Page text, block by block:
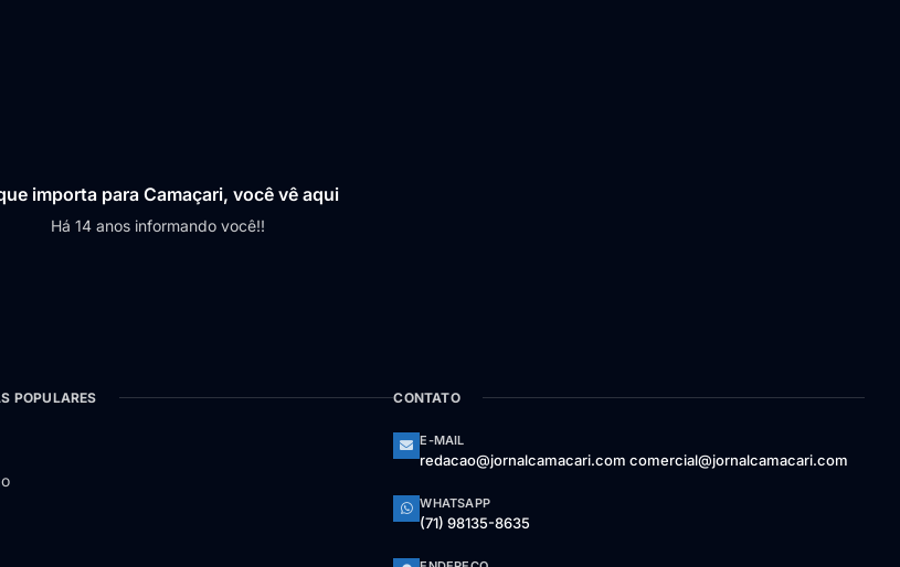
importa para Camaçari, você vê aqui
Há 14 anos informando você!!
POPULARES CONTATO
E-MAIL
redacao@jornalcamacari.com comercial@jornalcamacari.com
WHATSAPP
(71) 98135-8635